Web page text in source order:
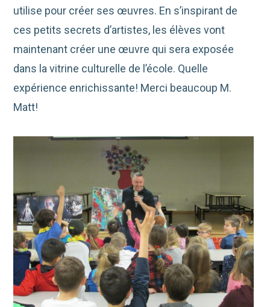
utilise pour créer ses œuvres. En s’inspirant de
ces petits secrets d’artistes, les élèves vont
maintenant créer une œuvre qui sera exposée
dans la vitrine culturelle de l’école. Quelle
expérience enrichissante! Merci beaucoup M.
Matt!